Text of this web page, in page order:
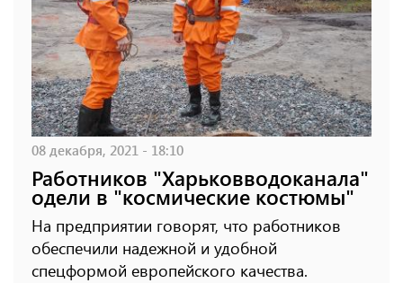
08 декабря, 2021 - 18:10
Работников "Харьковводоканала"
одели в "космические костюмы"
На предприятии говорят, что работников
обеспечили надежной и удобной
спецформой европейского качества.